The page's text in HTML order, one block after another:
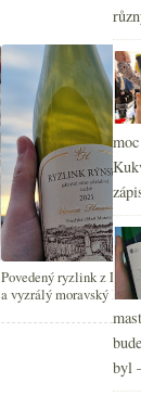
Povedený ryzlink z Lidlu
a vyzrálý moravský Pinot
byl